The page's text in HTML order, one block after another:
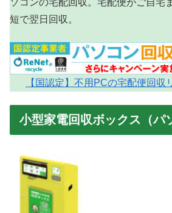
ソコンの宅配回収。宅配便がご自宅
短で翌日回収。
【国認定】不用PCの宅配便回収
小型家電回収ボックス（パ